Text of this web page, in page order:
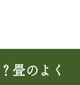
畳のよく